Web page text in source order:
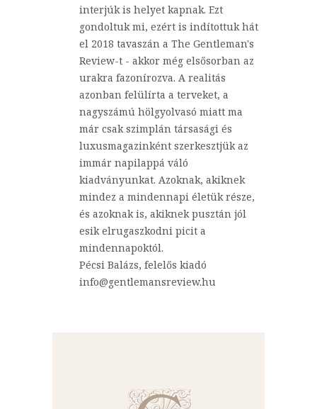
interjúk is helyet kapnak. Ezt
gondoltuk mi, ezért is indítottuk hát
el 2018 tavaszán a The Gentleman's
Review-t - akkor még elsősorban az
urakra fazonírozva. A realitás
azonban felülírta a terveket, a
nagyszámú hölgyolvasó miatt ma
már csak szimplán társasági és
luxusmagazinként szerkesztjük az
immár napilappá váló
kiadványunkat. Azoknak, akiknek
mindez a mindennapi életük része,
és azoknak is, akiknek pusztán jól
esik elrugaszkodni picit a
mindennapoktól.
Pécsi Balázs, felelős kiadó
info@gentlemansreview.hu